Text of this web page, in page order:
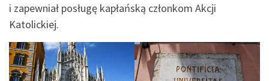
i zapewniał posługę kapłańską członkom Akcji
Katolickiej.